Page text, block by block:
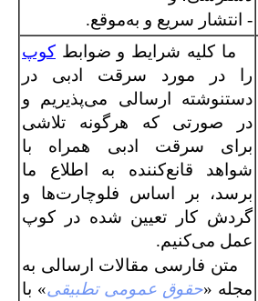
- انتشار سریع و به‌موقع.
ما کلیه شرایط و ضوابط کوپ
را در مورد سرقت ادبی در
دستنوشته ارسالی می‌پذیریم و
در صورتی که هرگونه تلاشی
برای سرقت ادبی همراه با
شواهد قانع‌کننده به اطلاع ما
برسد، بر اساس فلوچارت‌ها و
گردش کار تعیین شده در کوپ
عمل می‌کنیم.
متن فارسی مقالات ارسالی به
مجله «حقوق عمومی تطبیقی» با